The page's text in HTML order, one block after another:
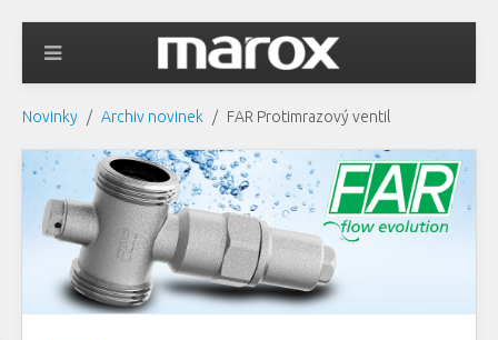
Novinky Archiv novinek FAR Protimrazový ventil